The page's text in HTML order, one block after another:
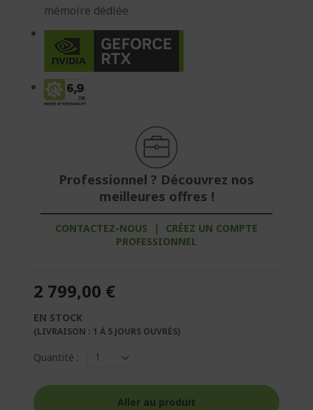
mémoire dédiée
Professionnel ? Découvrez nos
meilleures offres !
CONTACTEZ-NOUS |
CRÉEZ UN COMPTE
PROFESSIONNEL
2 799,00 €
EN STOCK
(LIVRAISON : 1 À 5 JOURS OUVRÉS)
Quantité :
Aller au produit